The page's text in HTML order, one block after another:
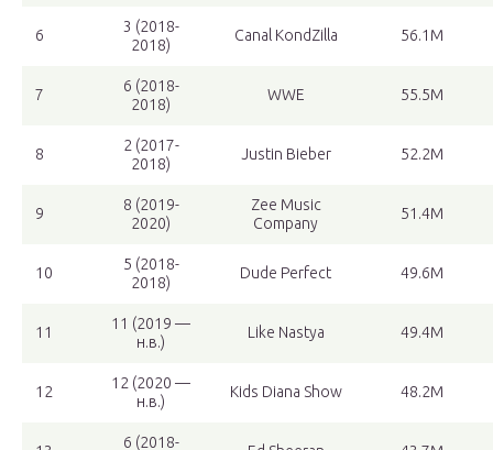
6
3 (2018-
2018)
Canal KondZilla 56.1M
7
6 (2018-
2018)
WWE 55.5M
8
2 (2017-
2018)
Justin Bieber 52.2M
9
8 (2019-
2020)
Zee Music
Company
51.4M
10
5 (2018-
2018)
Dude Perfect 49.6M
11
11 (2019 —
н.в.)
Like Nastya 49.4M
12
12 (2020 —
н.в.)
Kids Diana Show 48.2M
6 (2018-